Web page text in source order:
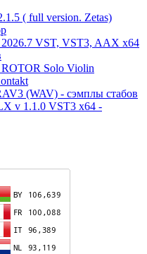
( full version. Zetas)
VST, VST3, AAX x64
ROTOR Solo Violin
(WAV) - сэмплы стабов
v 1.1.0 VST3 x64 -